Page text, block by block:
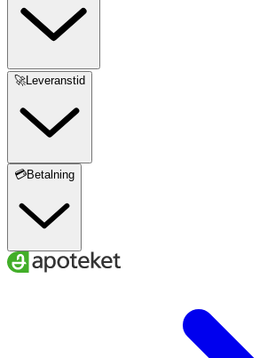
🚀Leveranstid
💳Betalning